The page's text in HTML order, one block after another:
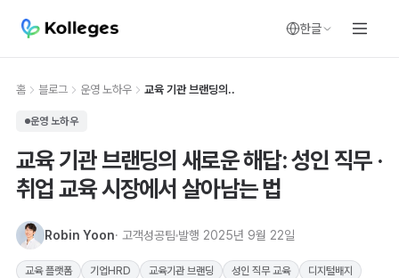
한글
홈 블로그 운영 노하우 교육 기관 브랜딩의..
운영 노하우
교육 기관 브랜딩의 새로운 해답: 성인 직무 ·
취업 교육 시장에서 살아남는 법
Robin Yoon· 고객성공팀 발행 2025년 9월 22일
교육 플랫폼 기업HRD 교육기관 브랜딩 성인 직무 교육 디지털배지